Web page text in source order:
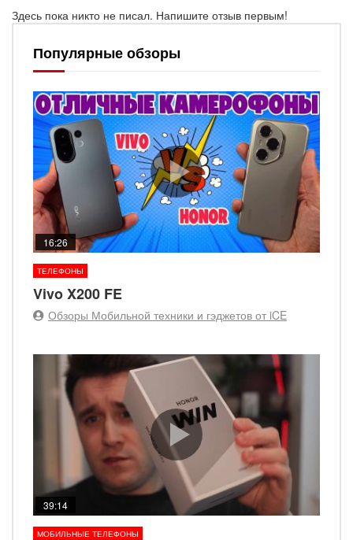
Здесь пока никто не писал. Напишите отзыв первым!
Популярные обзоры
16:26
ТЕЛЕФОНЫ
Vivo X200 FE
Обзоры Мобильной техники и гэджетов от iCE
39:14
МОБИЛЬНЫЕ ТЕЛЕФОНЫ